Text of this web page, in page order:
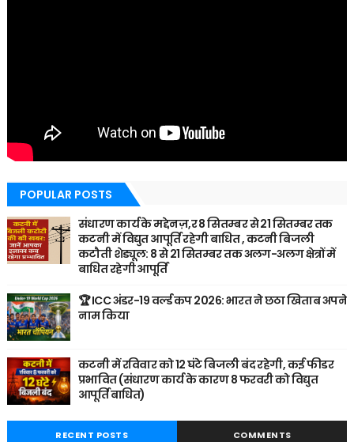
POPULAR POSTS
संधारण कार्य के मद्देनज़,र 8 सितम्बर से 21 सितम्बर तक
कटनी में विद्युत आपूर्ति रहेगी बाधित , कटनी बिजली
कटौती शेड्यूल: 8 से 21 सितम्बर तक अलग-अलग क्षेत्रों में
बाधित रहेगी आपूर्ति
🏆 ICC अंडर-19 वर्ल्ड कप 2026: भारत ने छठा खिताब अपने
नाम किया
कटनी में रविवार को 12 घंटे बिजली बंद रहेगी, कई फीडर
प्रभावित (संधारण कार्य के कारण 8 फरवरी को विद्युत
आपूर्ति बाधित)
RECENT POSTS COMMENTS